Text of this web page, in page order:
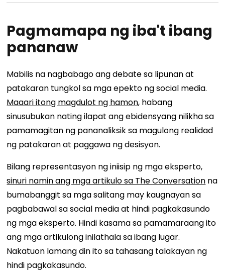
Pagmamapa ng iba't ibang
pananaw
Mabilis na nagbabago ang debate sa lipunan at
patakaran tungkol sa mga epekto ng social media.
Maaari itong magdulot ng hamon, habang
sinusubukan nating ilapat ang ebidensyang nilikha sa
pamamagitan ng pananaliksik sa magulong realidad
ng patakaran at paggawa ng desisyon.
Bilang representasyon ng iniisip ng mga eksperto,
sinuri namin ang mga artikulo sa The Conversation na
bumabanggit sa mga salitang may kaugnayan sa
pagbabawal sa social media at hindi pagkakasundo
ng mga eksperto. Hindi kasama sa pamamaraang ito
ang mga artikulong inilathala sa ibang lugar.
Nakatuon lamang din ito sa tahasang talakayan ng
hindi pagkakasundo.